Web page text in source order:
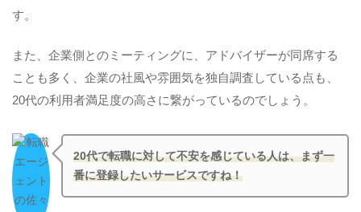
す。
また、企業側とのミーティングに、アドバイザーが同席する
ことも多く、企業の社風や雰囲気を独自調査している点も、
20代の利用者満足度の高さに繋がっているのでしょう。
20代で転職に対して不安を感じている人は、まず一
番に登録したいサービスですね！